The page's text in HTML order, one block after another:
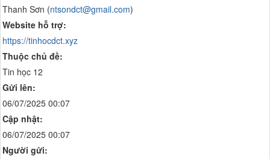
Thanh Sơn (ntsondct@gmail.com)
Website hỗ trợ:
https://tinhocdct.xyz
Thuộc chủ đề:
Tin học 12
Gửi lên:
06/07/2025 00:07
Cập nhật:
06/07/2025 00:07
Người gửi: